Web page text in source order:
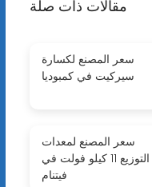
مقالات ذات صلة
سعر المصنع لكسارة
سيركيت في كمبوديا
سعر المصنع لمعدات
التوزيع 11 كيلو فولت في
فيتنام